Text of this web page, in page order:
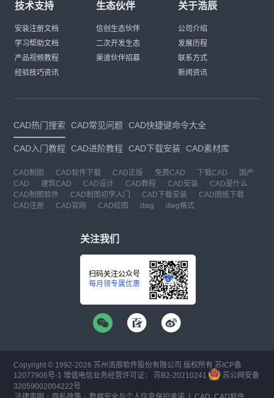
技术支持
安装注册文档
学习帮助文档
产品视频教程
经验技巧资讯
生态伙伴
信创生态伙伴
二次开发生态
渠道伙伴招募
关于浩辰
公司介绍
发展历程
联系方式
新闻资讯
CAD热门搜索 CAD常见问题 CAD快捷键命令大全
CAD入门教程 CAD进阶教程 CAD下载安装 CAD素材库
CAD制图 CAD软件下载 CAD正版 免费CAD 下载CAD
国产
CAD
建筑CAD CAD设计 CAD教程 CAD安装
CAD是什么
CAD制图软件
CAD制图初学入门 CAD下载安装
CAD图纸下载
CAD注册
CAD官网 CAD绘图 dwg dwg格式
关注我们
扫码关注公众号
每月领专属优惠
Copyright © 1992-2026 苏州浩辰软件股份有限公司 版权所有 苏ICP备
12077906号-1 增值电信业务经营许可证： 苏B2-20210241
苏公网安备
32059002004222号